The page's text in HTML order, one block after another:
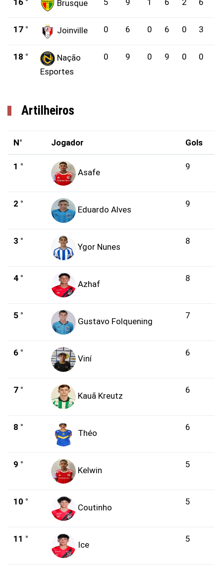
16 ° Brusque 5 9 1 6 2 6
17 ° Joinville 0 6 0 6 0 3
18 °
Nação
Esportes
0 9 0 9 0 0
Artilheiros
N° Jogador Gols
1 °
Asafe
9
2 °
Eduardo Alves
9
3 °
Ygor Nunes
8
4 °
Azhaf
8
5 °
Gustavo Folquening
7
6 °
Viní
6
7 °
Kauã Kreutz
6
8 °
Théo
6
9 °
Kelwin
5
10 °
Coutinho
5
11 °
Ice
5